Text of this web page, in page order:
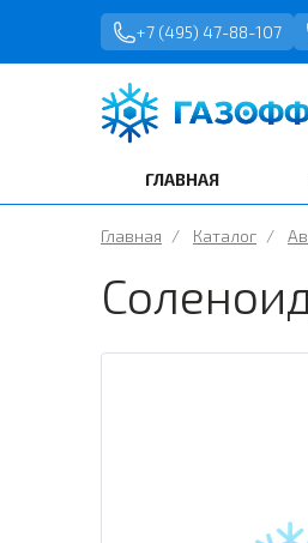
+7 (495) 47-88-107
ГЛАВНАЯ
Главная / Каталог /